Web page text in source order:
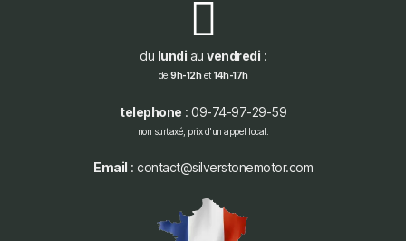
du lundi au vendredi :
de 9h-12het 14h-17h
telephone : 09-74-97-29-59
non surtaxé, prix d'un appel local.
Email : contact@silverstonemotor.com